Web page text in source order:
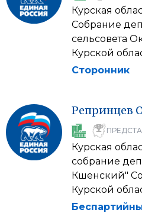
Курская
Собрание
сельсовета
Курской
Сторонник
Репринцев
Курская
собрание
Кшенский"
Курской